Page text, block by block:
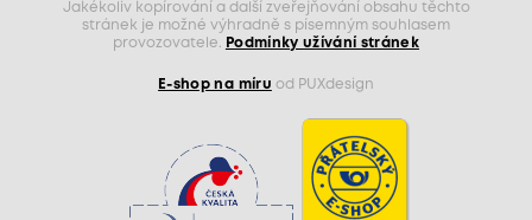
Jakékoliv kopírování a další zveřejňování obsahu těchto
stránek je možné výhradně s písemným souhlasem
provozovatele.
Podmínky užívání stránek
E-shop na míru od PUXdesign